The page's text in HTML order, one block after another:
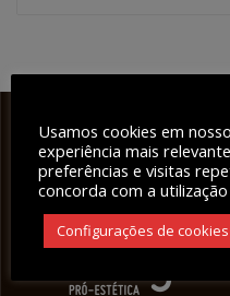
Usamos cookies em
experiência mais
preferências e visitas
concorda com a
Configurações de cookies